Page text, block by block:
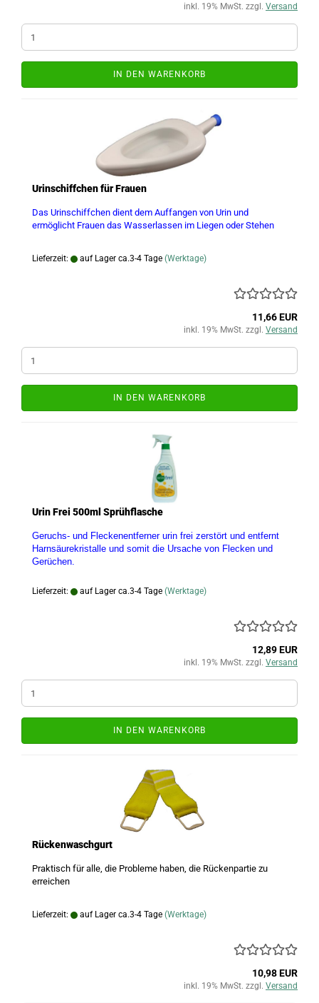
inkl. 19% MwSt. zzgl. Versand
IN DEN WARENKORB
Urinschiffchen für Frauen
Das Urinschiffchen dient dem Auffangen von Urin und
ermöglicht Frauen das Wasserlassen im Liegen oder Stehen
Lieferzeit: auf Lager ca.3-4 Tage (Werktage)
11,66 EUR
inkl. 19% MwSt. zzgl. Versand
IN DEN WARENKORB
Urin Frei 500ml Sprühflasche
Geruchs- und Fleckenentferner urin frei zerstört und entfernt
Harnsäurekristalle und somit die Ursache von Flecken und
Gerüchen.
Lieferzeit: auf Lager ca.3-4 Tage (Werktage)
12,89 EUR
inkl. 19% MwSt. zzgl. Versand
IN DEN WARENKORB
Rückenwaschgurt
Praktisch für alle, die Probleme haben, die Rückenpartie zu
erreichen
Lieferzeit: auf Lager ca.3-4 Tage (Werktage)
10,98 EUR
inkl. 19% MwSt. zzgl. Versand